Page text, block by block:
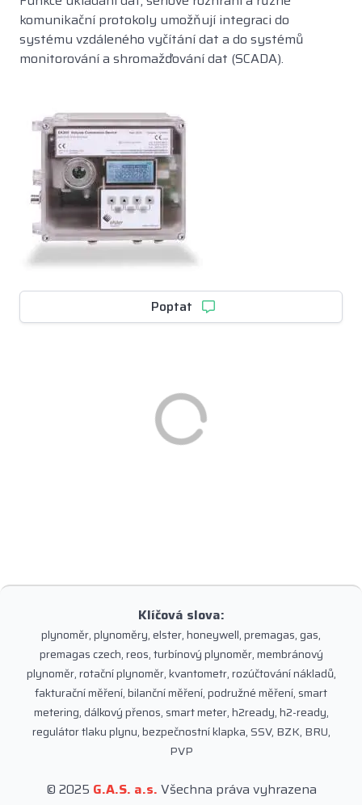
komunikační protokoly umožňují integraci do
systému vzdáleného vyčítání dat a do systémů
monitorování a shromažďování dat (SCADA).
Poptat
Klíčová slova:
plynoměr, plynoměry, elster, honeywell, premagas, gas,
premagas czech, reos, turbínový plynoměr, membránový
plynoměr, rotační plynoměr, kvantometr, rozúčtování nákladů,
fakturační měření, bilanční měření, podružné měření, smart
metering, dálkový přenos, smart meter, h2ready, h2-ready,
regulátor tlaku plynu, bezpečnostní klapka, SSV, BZK, BRU,
PVP
© 2025 G.A.S. a.s. Všechna práva vyhrazena